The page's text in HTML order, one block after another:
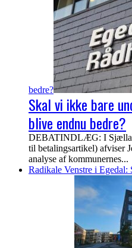
bedre?
Skal vi ikke bare
blive endnu bedre?
DEBATINDLÆG: I
til betalingsartikel) afviser
analyse af kommunernes...
Radikale Venstre i Egedal: